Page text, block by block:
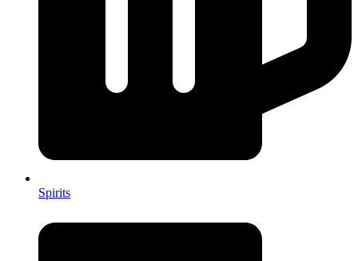
Spirits